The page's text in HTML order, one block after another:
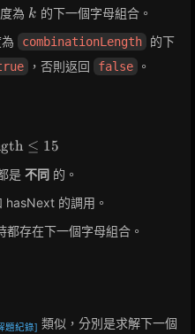
為 k
k 的下一個字母組合。
combinationLength
的下
，否則返回 false 。
≤ 15
是 不同 的。
hasNext 的調用。
都存在下一個字母組合。
題紀錄] 類似，分別是求解下一個